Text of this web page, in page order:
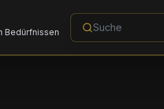
Bedürfnissen